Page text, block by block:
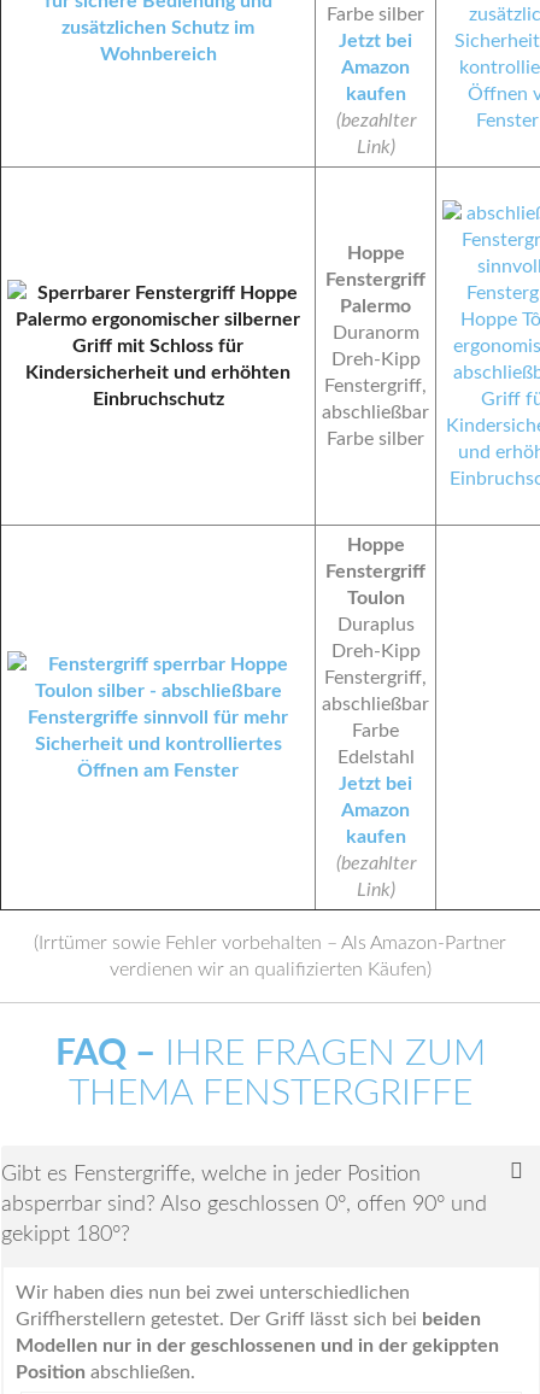
Farbe silber
Jetzt bei
Amazon
kaufen
(bezahlter
Link)
Hoppe
Fenstergriff
Palermo
Duranorm
Dreh-Kipp
Fenstergriff,
abschließbar
Farbe silber
Hoppe
Fenstergriff
Toulon
Duraplus
Dreh-Kipp
Fenstergriff,
abschließbar
Farbe
Edelstahl
Jetzt bei
Amazon
kaufen
(bezahlter
Link)
(Irrtümer sowie Fehler vorbehalten – Als Amazon-Partner
verdienen wir an qualifizierten Käufen)
FAQ – IHRE FRAGEN ZUM
THEMA FENSTERGRIFFE
Gibt es Fenstergriffe, welche in jeder Position
absperrbar sind? Also geschlossen 0°, offen 90° und
gekippt 180°?
Wir haben dies nun bei zwei unterschiedlichen
Griffherstellern getestet. Der Griff lässt sich bei beiden
Modellen nur in der geschlossenen und in der gekippten
Position abschließen.